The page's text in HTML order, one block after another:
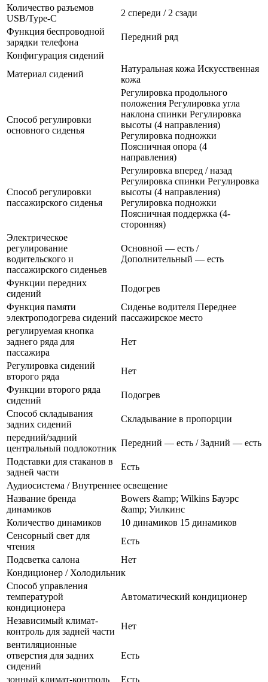
Количество разъемов
USB/Type-C
2 спереди / 2 сзади
Функция беспроводной
зарядки телефона
Передний ряд
Конфигурация сидений
Материал сидений
Натуральная кожа Искусственная
кожа
Способ регулировки
основного сиденья
Регулировка продольного
положения Регулировка угла
наклона спинки Регулировка
высоты (4 направления)
Регулировка подножки
Поясничная опора (4
направления)
Способ регулировки
пассажирского сиденья
Регулировка вперед / назад
Регулировка спинки Регулировка
высоты (4 направления)
Регулировка подножки
Поясничная поддержка (4-
сторонняя)
Электрическое
регулирование
водительского и
пассажирского сиденьев
Основной — есть /
Дополнительный — есть
Функции передних
сидений
Подогрев
Функция памяти
электроподогрева сидений
Сиденье водителя Переднее
пассажирское место
регулируемая кнопка
заднего ряда для
пассажира
Нет
Регулировка сидений
второго ряда
Нет
Функции второго ряда
сидений
Подогрев
Способ складывания
задних сидений
Складывание в пропорции
передний/задний
центральный подлокотник
Передний — есть / Задний — есть
Подставки для стаканов в
задней части
Есть
Аудиосистема / Внутреннее освещение
Название бренда
динамиков
Bowers &amp; Wilkins Бауэрс
&amp; Уилкинс
Количество динамиков
10 динамиков 15 динамиков
Сенсорный свет для
чтения
Есть
Подсветка салона
Нет
Кондиционер / Холодильник
Способ управления
температурой
кондиционера
Автоматический кондиционер
Независимый климат-
контроль для задней части
Нет
вентиляционные
отверстия для задних
сидений
Есть
зонный климат-контроль Есть